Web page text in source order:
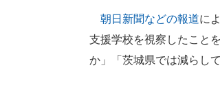
朝日新聞などの報道に
支援学校を視察したこと
か」「茨城県では減らし